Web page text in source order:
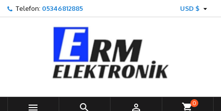
Telefon: 05346812885 USD $ 
   shopping_cart0